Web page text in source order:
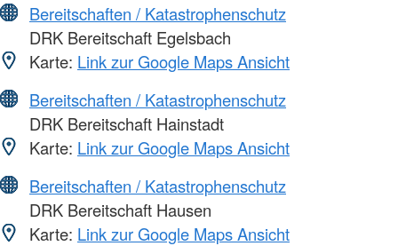
Bereitschaften / Katastrophenschutz
DRK Bereitschaft Egelsbach
Karte: Link zur Google Maps Ansicht
Bereitschaften / Katastrophenschutz
DRK Bereitschaft Hainstadt
Karte: Link zur Google Maps Ansicht
Bereitschaften / Katastrophenschutz
DRK Bereitschaft Hausen
Karte: Link zur Google Maps Ansicht